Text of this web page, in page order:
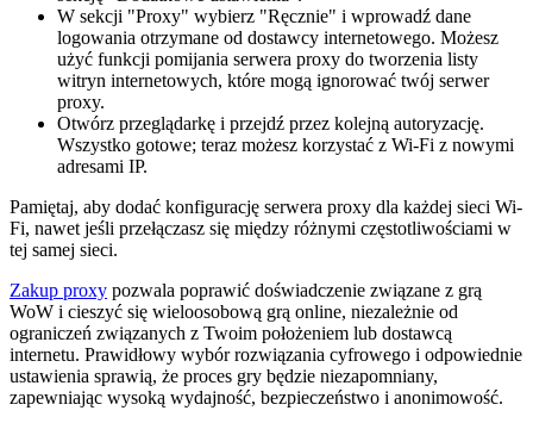
W sekcji "Proxy" wybierz "Ręcznie" i wprowadź dane
logowania otrzymane od dostawcy internetowego. Możesz
użyć funkcji pomijania serwera proxy do tworzenia listy
witryn internetowych, które mogą ignorować twój serwer
proxy.
Otwórz przeglądarkę i przejdź przez kolejną autoryzację.
Wszystko gotowe; teraz możesz korzystać z Wi-Fi z nowymi
adresami IP.
Pamiętaj, aby dodać konfigurację serwera proxy dla każdej sieci Wi-
Fi, nawet jeśli przełączasz się między różnymi częstotliwościami w
tej samej sieci.
Zakup proxy pozwala poprawić doświadczenie związane z grą
WoW i cieszyć się wieloosobową grą online, niezależnie od
ograniczeń związanych z Twoim położeniem lub dostawcą
internetu. Prawidłowy wybór rozwiązania cyfrowego i odpowiednie
ustawienia sprawią, że proces gry będzie niezapomniany,
zapewniając wysoką wydajność, bezpieczeństwo i anonimowość.